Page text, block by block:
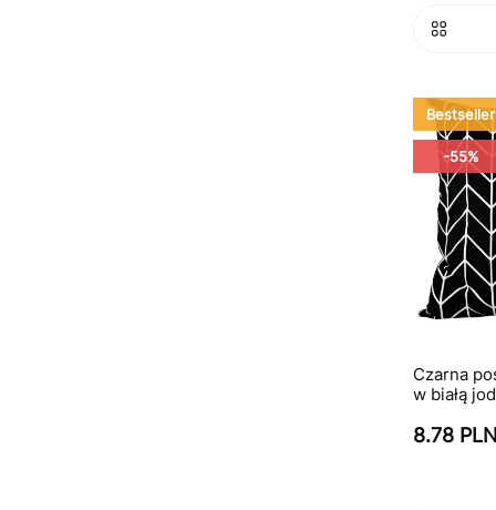
Bestseller
-55%
Czarna
w białą
8.78